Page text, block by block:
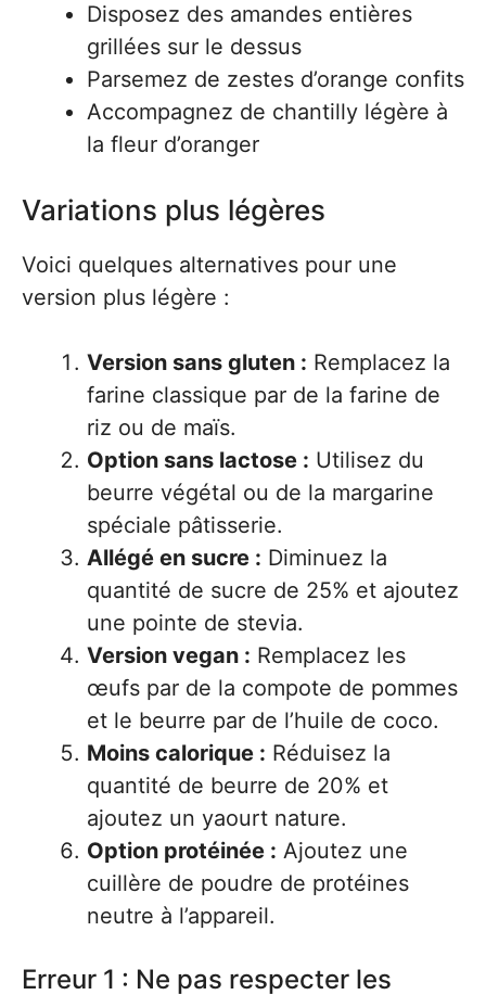
Disposez des amandes entières
grillées sur le dessus
Parsemez de zestes d’orange confits
Accompagnez de chantilly légère à
la fleur d’oranger
Variations plus légères
Voici quelques alternatives pour une
version plus légère :
Version sans gluten : Remplacez la
farine classique par de la farine de
riz ou de maïs.
Option sans lactose : Utilisez du
beurre végétal ou de la margarine
spéciale pâtisserie.
Allégé en sucre : Diminuez la
quantité de sucre de 25% et ajoutez
une pointe de stevia.
Version vegan : Remplacez les
œufs par de la compote de pommes
et le beurre par de l’huile de coco.
Moins calorique : Réduisez la
quantité de beurre de 20% et
ajoutez un yaourt nature.
Option protéinée : Ajoutez une
cuillère de poudre de protéines
neutre à l’appareil.
Erreur 1 : Ne pas respecter les